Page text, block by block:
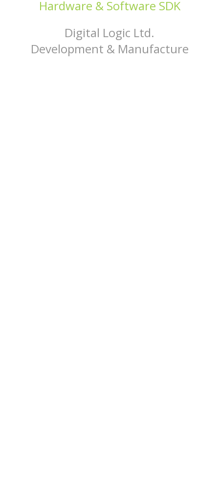
Hardware & Software SDK
Digital Logic Ltd.
Development & Manufacture